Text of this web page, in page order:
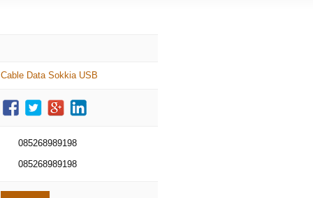
Cable Data Sokkia USB
085268989198
085268989198